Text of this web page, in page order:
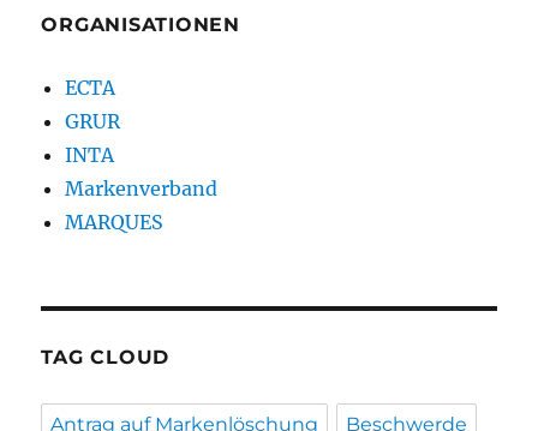
ORGANISATIONEN
ECTA
GRUR
INTA
Markenverband
MARQUES
TAG CLOUD
Antrag auf Markenlöschung Beschwerde